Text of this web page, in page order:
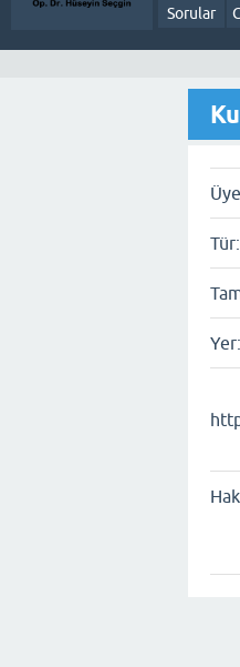
Sorular
Tür:
Yer: